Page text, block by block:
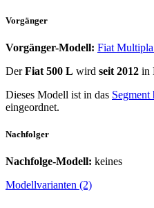
Vorgänger
Vorgänger-Modell: Fiat
DerFiat 500 L wird seit 2012 in
Dieses Modell ist in das Segment
eingeordnet.
Nachfolger
Nachfolge-Modell: keines
Modellvarianten (2)